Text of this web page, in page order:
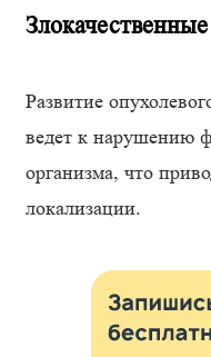
Развитие
ведет к нарушению
организма, что
локализации.